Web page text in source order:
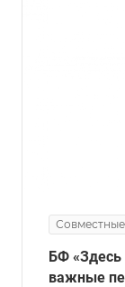
БФ «Здесь
важные